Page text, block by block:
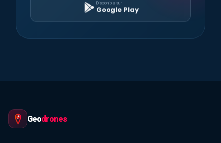
Disponible sur
Google Play
Geodrones